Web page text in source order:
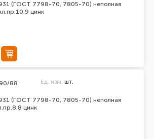
(ГОСТ 7798-70, 7805-70) неполная
цинк
(ГОСТ 7798-70, 7805-70) неполная
цинк
88 Ед. изм. шт.